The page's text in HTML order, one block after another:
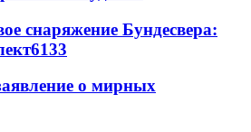
снаряжение Бундесвера:
6133
о мирных